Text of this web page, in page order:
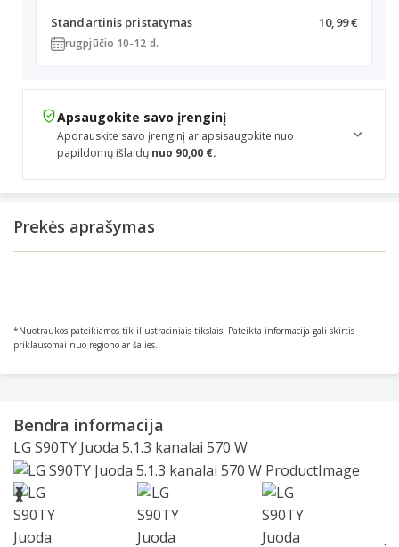
Standartinis pristatymas 10,99 €
rugpjūčio 10-12 d.
Apsaugokite savo įrenginį
Apdrauskite savo įrenginį ar apsisaugokite nuo
papildomų išlaidų nuo 90,00 €.
Prekės aprašymas
*Nuotraukos pateikiamos tik iliustraciniais tikslais. Pateikta informacija gali skirtis
priklausomai nuo regiono ar šalies.
Bendra informacija
LG S90TY Juoda 5.1.3 kanalai 570 W
Slide 1 of 9
❮
❯